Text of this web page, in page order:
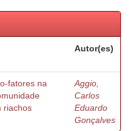
Autor(es)
fatores na
riachos
Aggio,
Carlos
Eduardo
Gonçalves